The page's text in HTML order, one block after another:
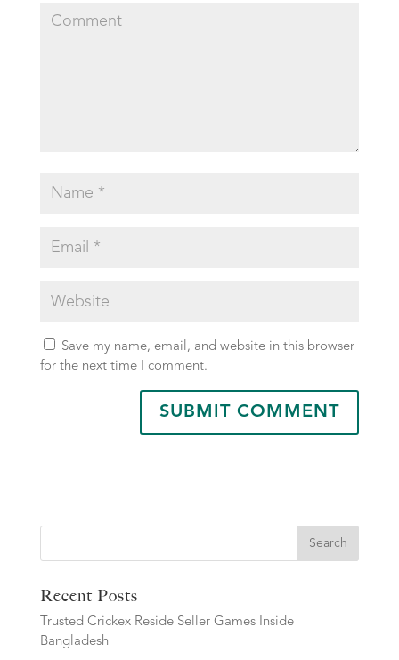
Save my name, email, and website in this browser
for the next time I comment.
Search
Recent Posts
Trusted Crickex Reside Seller Games Inside
Bangladesh